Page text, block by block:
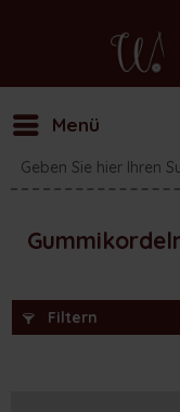
Menü
Filtern